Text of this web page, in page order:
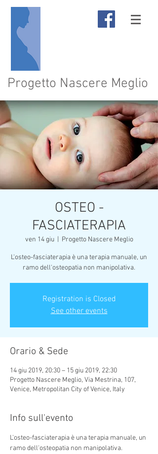
Progetto Nascere Meglio
OSTEO -
FASCIATERAPIA
ven 14 giu
  |
Progetto Nascere Meglio
L'osteo-fasciaterapia è una terapia manuale, un
ramo dell'osteopatia non manipolativa.
Registration is Closed
See other events
Orario & Sede
14 giu 2019, 20:30 – 15 giu 2019, 22:30
Progetto Nascere Meglio, Via Mestrina, 107,
Venice, Metropolitan City of Venice, Italy
Info sull'evento
L'osteo-fasciaterapia è una terapia manuale, un